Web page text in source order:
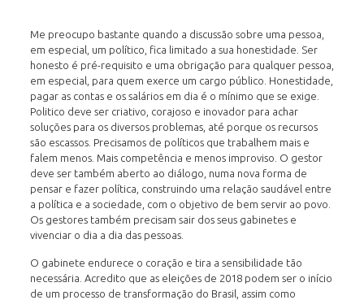
Me preocupo bastante quando a discussão sobre uma pessoa,
em especial, um político, fica limitado a sua honestidade. Ser
honesto é pré-requisito e uma obrigação para qualquer pessoa,
em especial, para quem exerce um cargo público. Honestidade,
pagar as contas e os salários em dia é o mínimo que se exige.
Politico deve ser criativo, corajoso e inovador para achar
soluções para os diversos problemas, até porque os recursos
são escassos. Precisamos de políticos que trabalhem mais e
falem menos. Mais competência e menos improviso. O gestor
deve ser também aberto ao diálogo, numa nova forma de
pensar e fazer política, construindo uma relação saudável entre
a política e a sociedade, com o objetivo de bem servir ao povo.
Os gestores também precisam sair dos seus gabinetes e
vivenciar o dia a dia das pessoas.
O gabinete endurece o coração e tira a sensibilidade tão
necessária. Acredito que as eleições de 2018 podem ser o início
de um processo de transformação do Brasil, assim como